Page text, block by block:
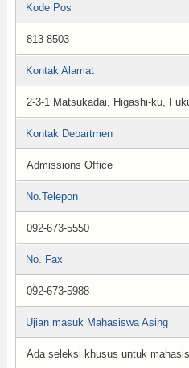
Kode Pos
813-8503
Kontak Alamat
2-3-1 Matsukadai, Higashi-ku,
Kontak Departmen
Admissions Office
No.Telepon
092-673-5550
No. Fax
092-673-5988
Ujian masuk Mahasiswa Asing
Ada seleksi khusus untuk